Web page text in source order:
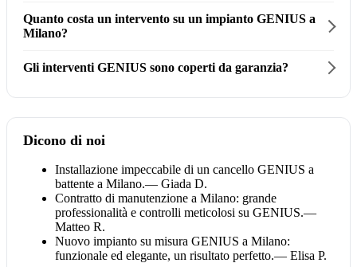
Quanto costa un intervento su un impianto GENIUS a
Milano?
Gli interventi GENIUS sono coperti da garanzia?
Dicono di noi
Installazione impeccabile di un cancello GENIUS a
battente a Milano.— Giada D.
Contratto di manutenzione a Milano: grande
professionalità e controlli meticolosi su GENIUS.—
Matteo R.
Nuovo impianto su misura GENIUS a Milano:
funzionale ed elegante, un risultato perfetto.— Elisa P.